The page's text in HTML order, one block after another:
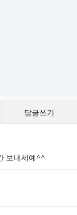
답글쓰기
보내세예^^